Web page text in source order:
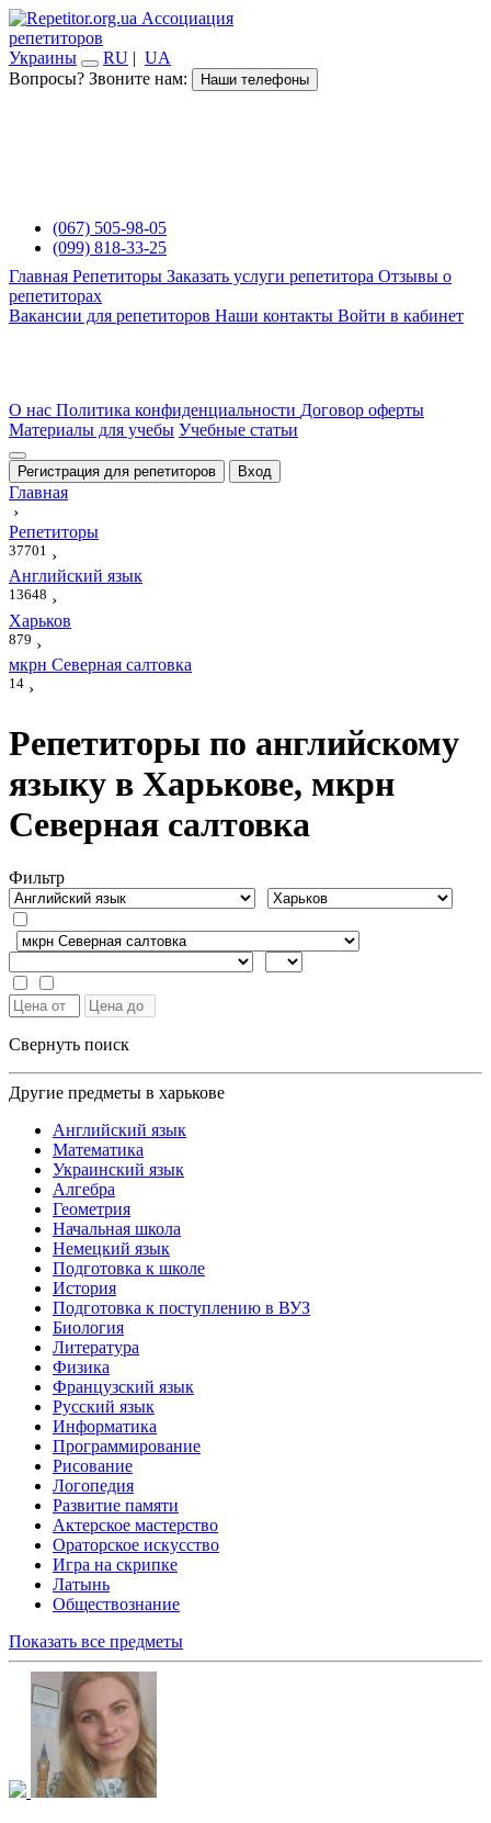
Ассоциация
репетиторов
Украины
RU | UA
Вопросы? Звоните нам:
Наши телефоны
(067) 505-98-05
(099) 818-33-25
Главная Репетиторы Заказать услуги репетитора Отзывы о
репетиторах
Вакансии для репетиторов Наши контакты Войти в кабинет
О нас Политика конфиденциальности Договор оферты
Материалы для учебы Учебные статьи
Регистрация для репетиторов Вход
Главная
›
Репетиторы
37701 ›
Английский язык
13648 ›
Харьков
879 ›
мкрн Северная салтовка
14 ›
Репетиторы по английскому
языку в Харькове, мкрн
Северная салтовка
Фильтр
Свернуть поиск
Другие предметы в харькове
Английский язык
Математика
Украинский язык
Алгебра
Геометрия
Начальная школа
Немецкий язык
Подготовка к школе
История
Подготовка к поступлению в ВУЗ
Биология
Литература
Физика
Французский язык
Русский язык
Информатика
Программирование
Рисование
Логопедия
Развитие памяти
Актерское мастерство
Ораторское искусство
Игра на скрипке
Латынь
Обществознание
Показать все предметы